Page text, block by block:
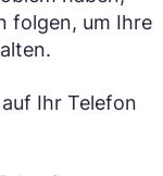
folgen, um Ihre
Ihr Telefon